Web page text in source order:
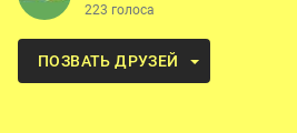
223 голоса
ПОЗВАТЬ ДРУЗЕЙ